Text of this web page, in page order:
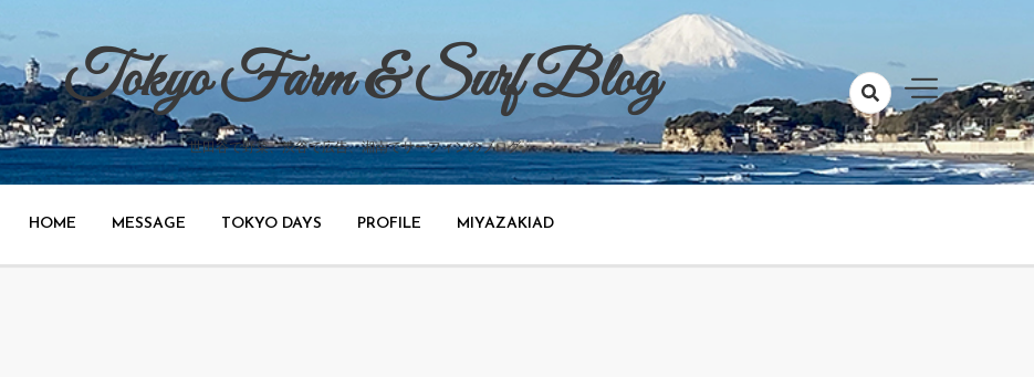
Tokyo Farm & Surf Blog
世田谷で野菜、渋谷で広告、湘南でサーフィンのブログ。
HOME MESSAGE TOKYO DAYS PROFILE MIYAZAKIAD